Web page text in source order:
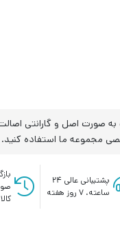
صورت اصل و گارانتی
مجموعه ما استفاده کنید.
پشتیبانی عالی ۲۴
ساعته، ۷ روز هفته
کالا